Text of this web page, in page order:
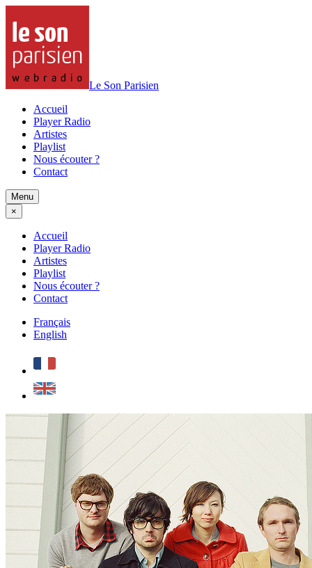
Le Son Parisien
Accueil
Player Radio
Artistes
Playlist
Nous écouter ?
Contact
Menu
×
Accueil
Player Radio
Artistes
Playlist
Nous écouter ?
Contact
Français
English